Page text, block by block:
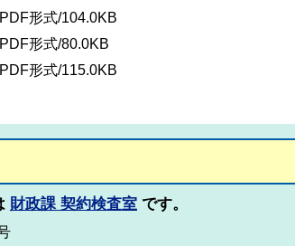
PDF形式/104.0KB
PDF形式/80.0KB
PDF形式/115.0KB
財政課 契約検査室 です。